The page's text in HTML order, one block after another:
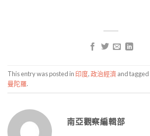
This entry was posted in 印度,政治經濟 and tagged
曼陀羅.
南亞觀察編輯部